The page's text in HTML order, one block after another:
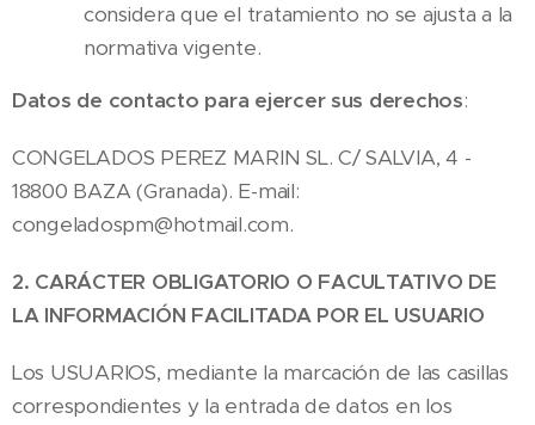
considera que el tratamiento no se ajusta a la
normativa vigente.
Datos de contacto para ejercer sus derechos:
CONGELADOS PEREZ MARIN SL. C/ SALVIA, 4 -
18800 BAZA (Granada). E-mail:
congeladospm@hotmail.com.
2. CARÁCTER OBLIGATORIO O FACULTATIVO DE
LA INFORMACIÓN FACILITADA POR EL USUARIO
Los USUARIOS, mediante la marcación de las casillas
correspondientes y la entrada de datos en los